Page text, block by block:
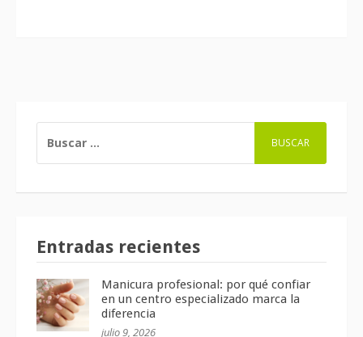
Entradas recientes
Manicura profesional: por qué confiar
en un centro especializado marca la
diferencia
julio 9, 2026